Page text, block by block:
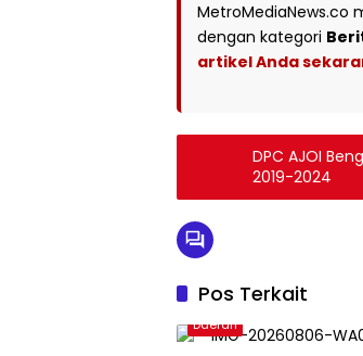
MetroMediaNews.co
dengan kategori
artikel Anda
DPC AJOI
2019-2024
Pos Terkait
Daerah